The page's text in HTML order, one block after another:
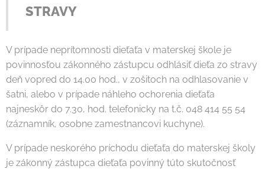
STRAVY
V prípade neprítomnosti dieťaťa v materskej škole je
povinnosťou zákonného zástupcu odhlásiť dieťa zo stravy
deň vopred do 14.00 hod., v zošitoch na odhlasovanie v
šatni, alebo v prípade náhleho ochorenia dieťaťa
najneskôr do 7.30, hod. telefonicky na t.č. 048 414 55 54
(záznamník, osobne zamestnancovi kuchyne).
V prípade neskorého príchodu dieťaťa do materskej školy
je zákonný zástupca dieťaťa povinný túto skutočnosť